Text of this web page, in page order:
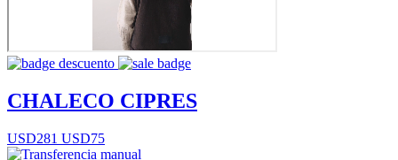
CHALECO CIPRES
USD281 USD75